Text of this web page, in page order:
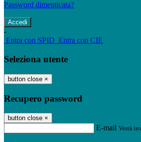
Password dimenticata?
-
Entra con SPID Entra con CIE
Seleziona utente
button close ×
Recupero password
button close ×
E-mail Verrà